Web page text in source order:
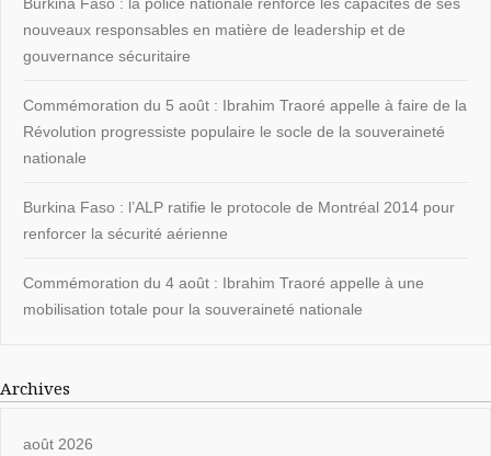
nouveaux responsables en matière de leadership et de
gouvernance sécuritaire
Commémoration du 5 août : Ibrahim Traoré appelle à faire de la
Révolution progressiste populaire le socle de la souveraineté
nationale
Burkina Faso : l’ALP ratifie le protocole de Montréal 2014 pour
renforcer la sécurité aérienne
Commémoration du 4 août : Ibrahim Traoré appelle à une
mobilisation totale pour la souveraineté nationale
Archives
août 2026